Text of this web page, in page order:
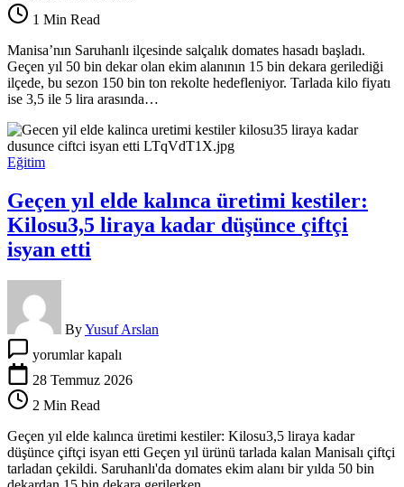
başladı:
3,5
lira
için
1 Min Read
Manisa’nın Saruhanlı ilçesinde salçalık domates hasadı başladı.
Geçen yıl 50 bin dekar olan ekim alanının 15 bin dekara gerilediği
ilçede, bu sezon 150 bin ton rekolte hedefleniyor. Tarlada kilo fiyatı
ise 3,5 ile 5 lira arasında…
Eğitim
Geçen yıl elde kalınca üretimi kestiler:
Kilosu3,5 liraya kadar düşünce çiftçi
isyan etti
ByYusuf Arslan
yıl
elde
üretimi
Kilosu3,5
liraya
kadar
yorumlar kapalı
28 Temmuz 2026
2 Min Read
Geçen yıl elde kalınca üretimi kestiler: Kilosu3,5 liraya kadar
düşünce çiftçi isyan etti Geçen yıl ürünü tarlada kalan Manisalı çiftçi
tarladan çekildi. Saruhanlı'da domates ekim alanı bir yılda 50 bin